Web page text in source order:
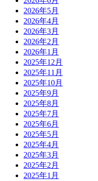
2026年5月
2026年4月
2026年3月
2026年2月
2026年1月
2025年12月
2025年11月
2025年10月
2025年9月
2025年8月
2025年7月
2025年6月
2025年5月
2025年4月
2025年3月
2025年2月
2025年1月